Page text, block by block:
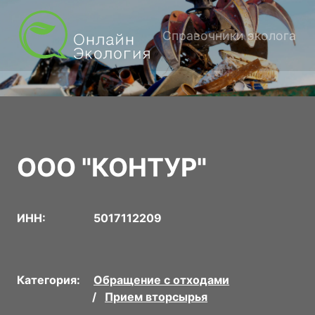
Справочники эколога
ООО "КОНТУР"
ИНН: 5017112209
Категория:
Обращение с отходами
Прием вторсырья